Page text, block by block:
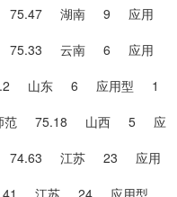
75.47 湖南 9 应用
75.33 云南 6 应用
山东 6 应用型 1
师范 75.18 山西 5 应
74.63 江苏 23 应用
江苏 24 应用型